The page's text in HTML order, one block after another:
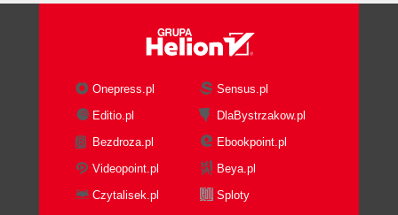
Onepress.pl
Sensus.pl
Editio.pl
DlaBystrzakow.pl
Bezdroza.pl
Ebookpoint.pl
Videopoint.pl
Beya.pl
Czytalisek.pl
Sploty